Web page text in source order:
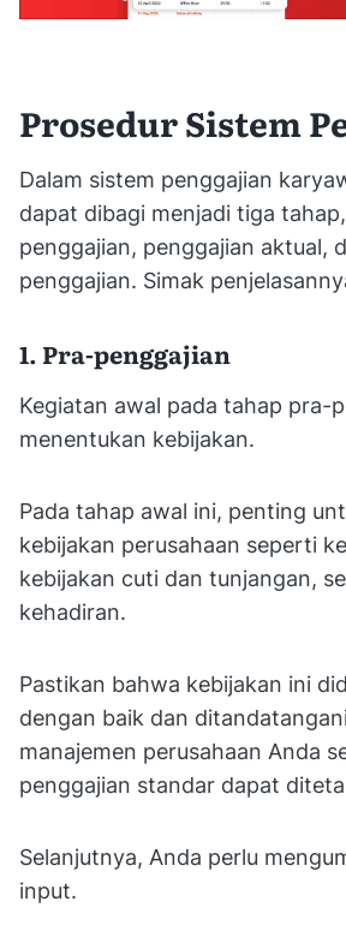
Prosedur Sistem
Dalam sistem penggajian
dapat dibagi menjadi tiga
penggajian, penggajian aktual,
penggajian. Simak
1. Pra-penggajian
Kegiatan awal pada tahap pra-
menentukan kebijakan.
Pada tahap awal ini, penting
kebijakan perusahaan seperti
kebijakan cuti dan tunjangan,
kehadiran.
Pastikan bahwa kebijakan ini
dengan baik dan
manajemen perusahaan Anda
penggajian standar dapat
Selanjutnya, Anda perlu
input.